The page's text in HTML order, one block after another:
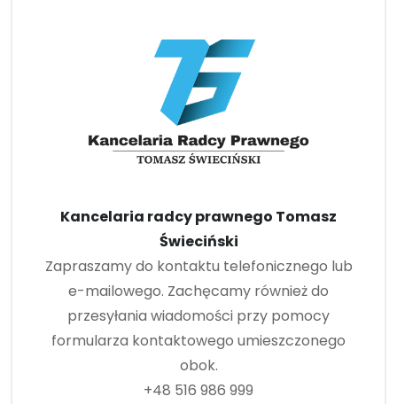
Kancelaria radcy prawnego Tomasz
Świeciński
Zapraszamy do kontaktu telefonicznego lub
e-mailowego. Zachęcamy również do
przesyłania wiadomości przy pomocy
formularza kontaktowego umieszczonego
obok.
+48 516 986 999